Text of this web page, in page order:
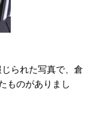
られた写真で、倉
ものがありまし